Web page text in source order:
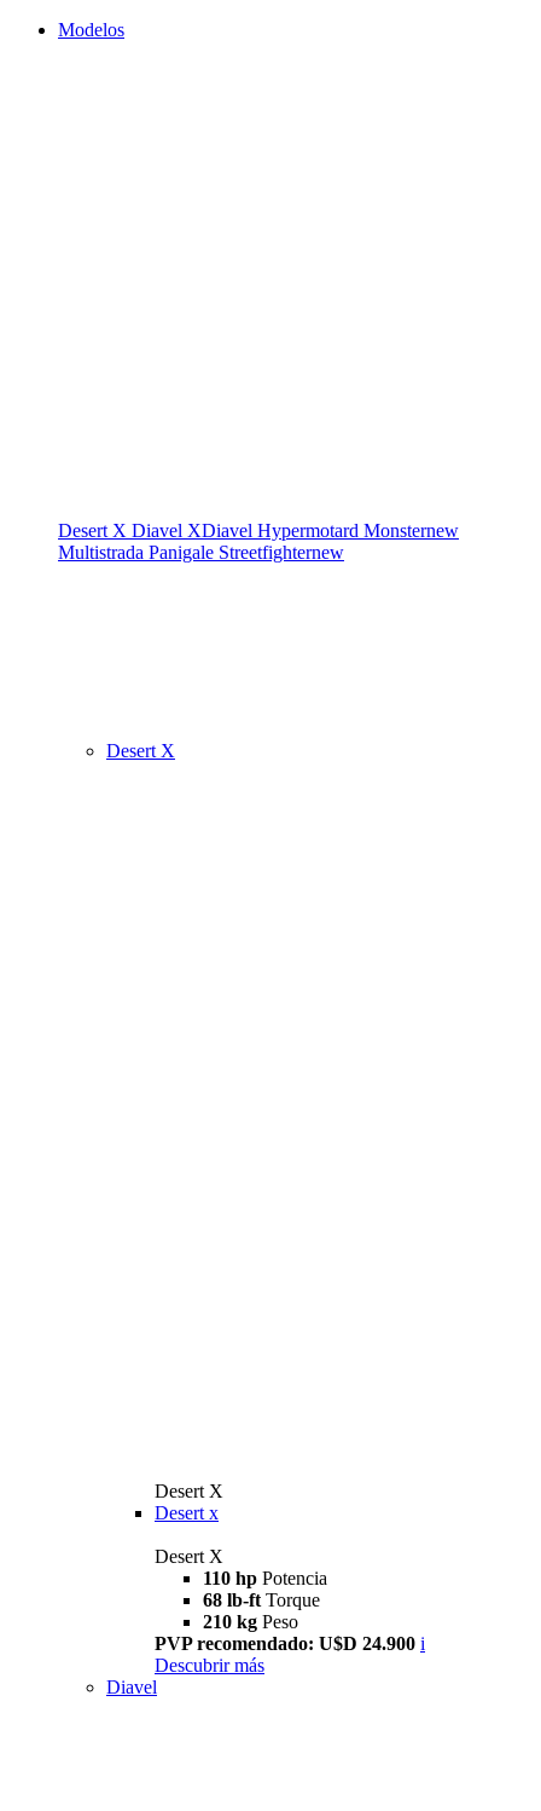
Modelos
Desert X Diavel XDiavel Hypermotard Monsternew
Multistrada Panigale Streetfighternew
Desert X
Desert X
Desert x
Desert X
110 hp Potencia
68 lb-ft Torque
210 kg Peso
PVP recomendado: U$D 24.900 i
Descubrir más
Diavel